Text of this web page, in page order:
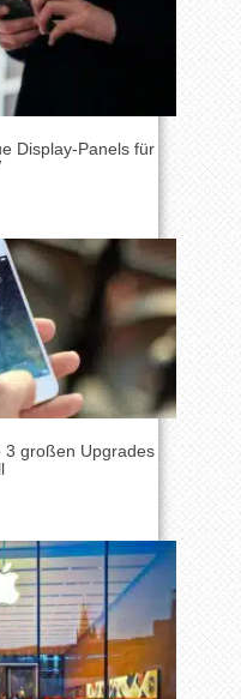
Display-Panels für
3 großen Upgrades